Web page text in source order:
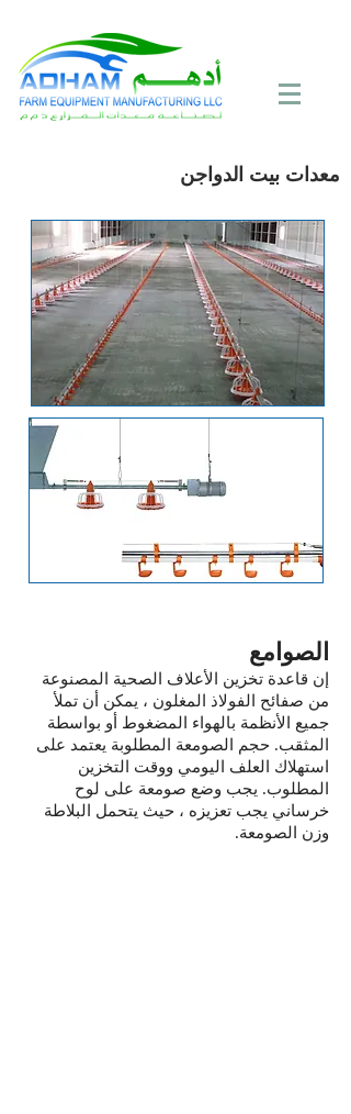
معدات بيت الدواجن
الصوامع
إن قاعدة تخزين الأعلاف الصحية المصنوعة
من صفائح الفولاذ المغلون ، يمكن أن تملأ
جميع الأنظمة بالهواء المضغوط أو بواسطة
المثقب. حجم الصومعة المطلوبة يعتمد على
استهلاك العلف اليومي ووقت التخزين
المطلوب. يجب وضع صومعة على لوح
خرساني يجب تعزيزه ، حيث يتحمل البلاطة
وزن الصومعة.